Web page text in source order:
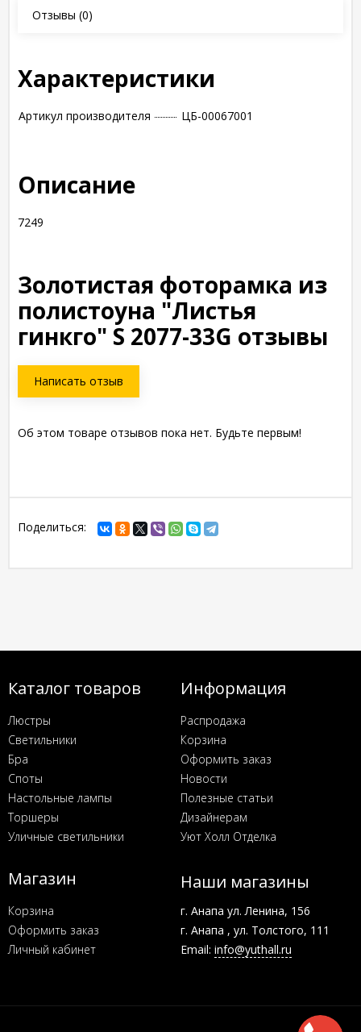
Отзывы (0)
Характеристики
Артикул производителя ЦБ-00067001
Описание
7249
Золотистая фоторамка из
полистоуна "Листья
гинкго" S 2077-33G отзывы
Написать отзыв
Об этом товаре отзывов пока нет. Будьте первым!
Поделиться:
Каталог товаров
Люстры
Светильники
Бра
Споты
Настольные лампы
Торшеры
Уличные светильники
Информация
Распродажа
Корзина
Оформить заказ
Новости
Полезные статьи
Дизайнерам
Уют Холл Отделка
Магазин
Корзина
Оформить заказ
Личный кабинет
Наши магазины
г. Анапа ул. Ленина, 156
г. Анапа , ул. Толстого, 111
Email: info@yuthall.ru